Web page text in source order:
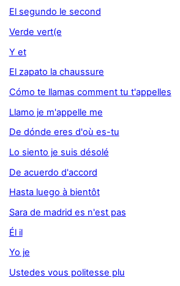
El segundo le second
Verde vert(e
Y et
El zapato la chaussure
Cómo te llamas comment tu t'appelles
Llamo je m'appelle me
De dónde eres d'où es-tu
Lo siento je suis désolé
De acuerdo d'accord
Hasta luego à bientôt
Sara de madrid es n'est pas
Él il
Yo je
Ustedes vous politesse plu